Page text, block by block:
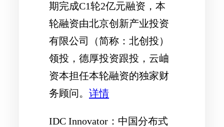
期完成C1轮2亿元融资，本
轮融资由北京创新产业投资
有限公司（简称：北创投）
领投，德厚投资跟投，云岫
资本担任本轮融资的独家财
务顾问。 详情
IDC Innovator：中国分布式